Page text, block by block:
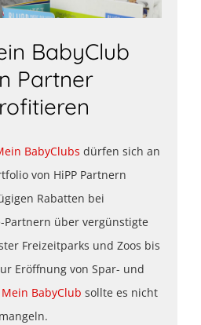
BabyClub
Partner
BabyClubs dürfen sich an
von HiPP Partnern
Rabatten bei
über vergünstigte
Freizeitparks und Zoos bis
Eröffnung von Spar- und
Mein BabyClub sollte es nicht